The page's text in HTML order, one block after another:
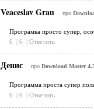
Veaceslav Grau про
Програмка просто супер,
6
| 6 | Ответить
Денис про Download Master
Программа проста супер
6
| 6 | Ответить